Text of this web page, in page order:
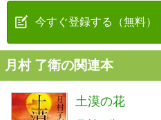
今すぐ登録する（無料）
月村 了衛の関連本
土漠の花